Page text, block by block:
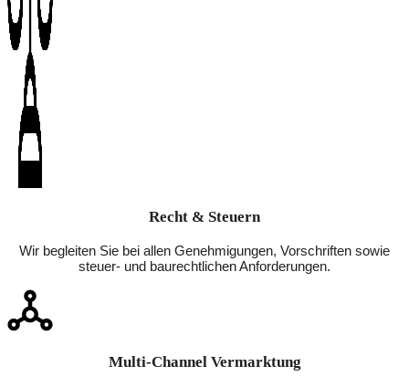
Recht & Steuern
Wir begleiten Sie bei allen Genehmigungen, Vorschriften sowie
steuer- und baurechtlichen Anforderungen.
Multi-Channel Vermarktung